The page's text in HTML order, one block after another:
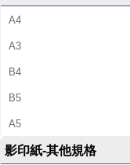
A4
A3
B4
B5
A5
影印紙-其他規格